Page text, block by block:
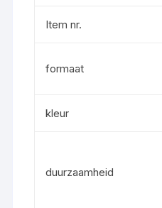
Item nr.
formaat
kleur
duurzaamheid